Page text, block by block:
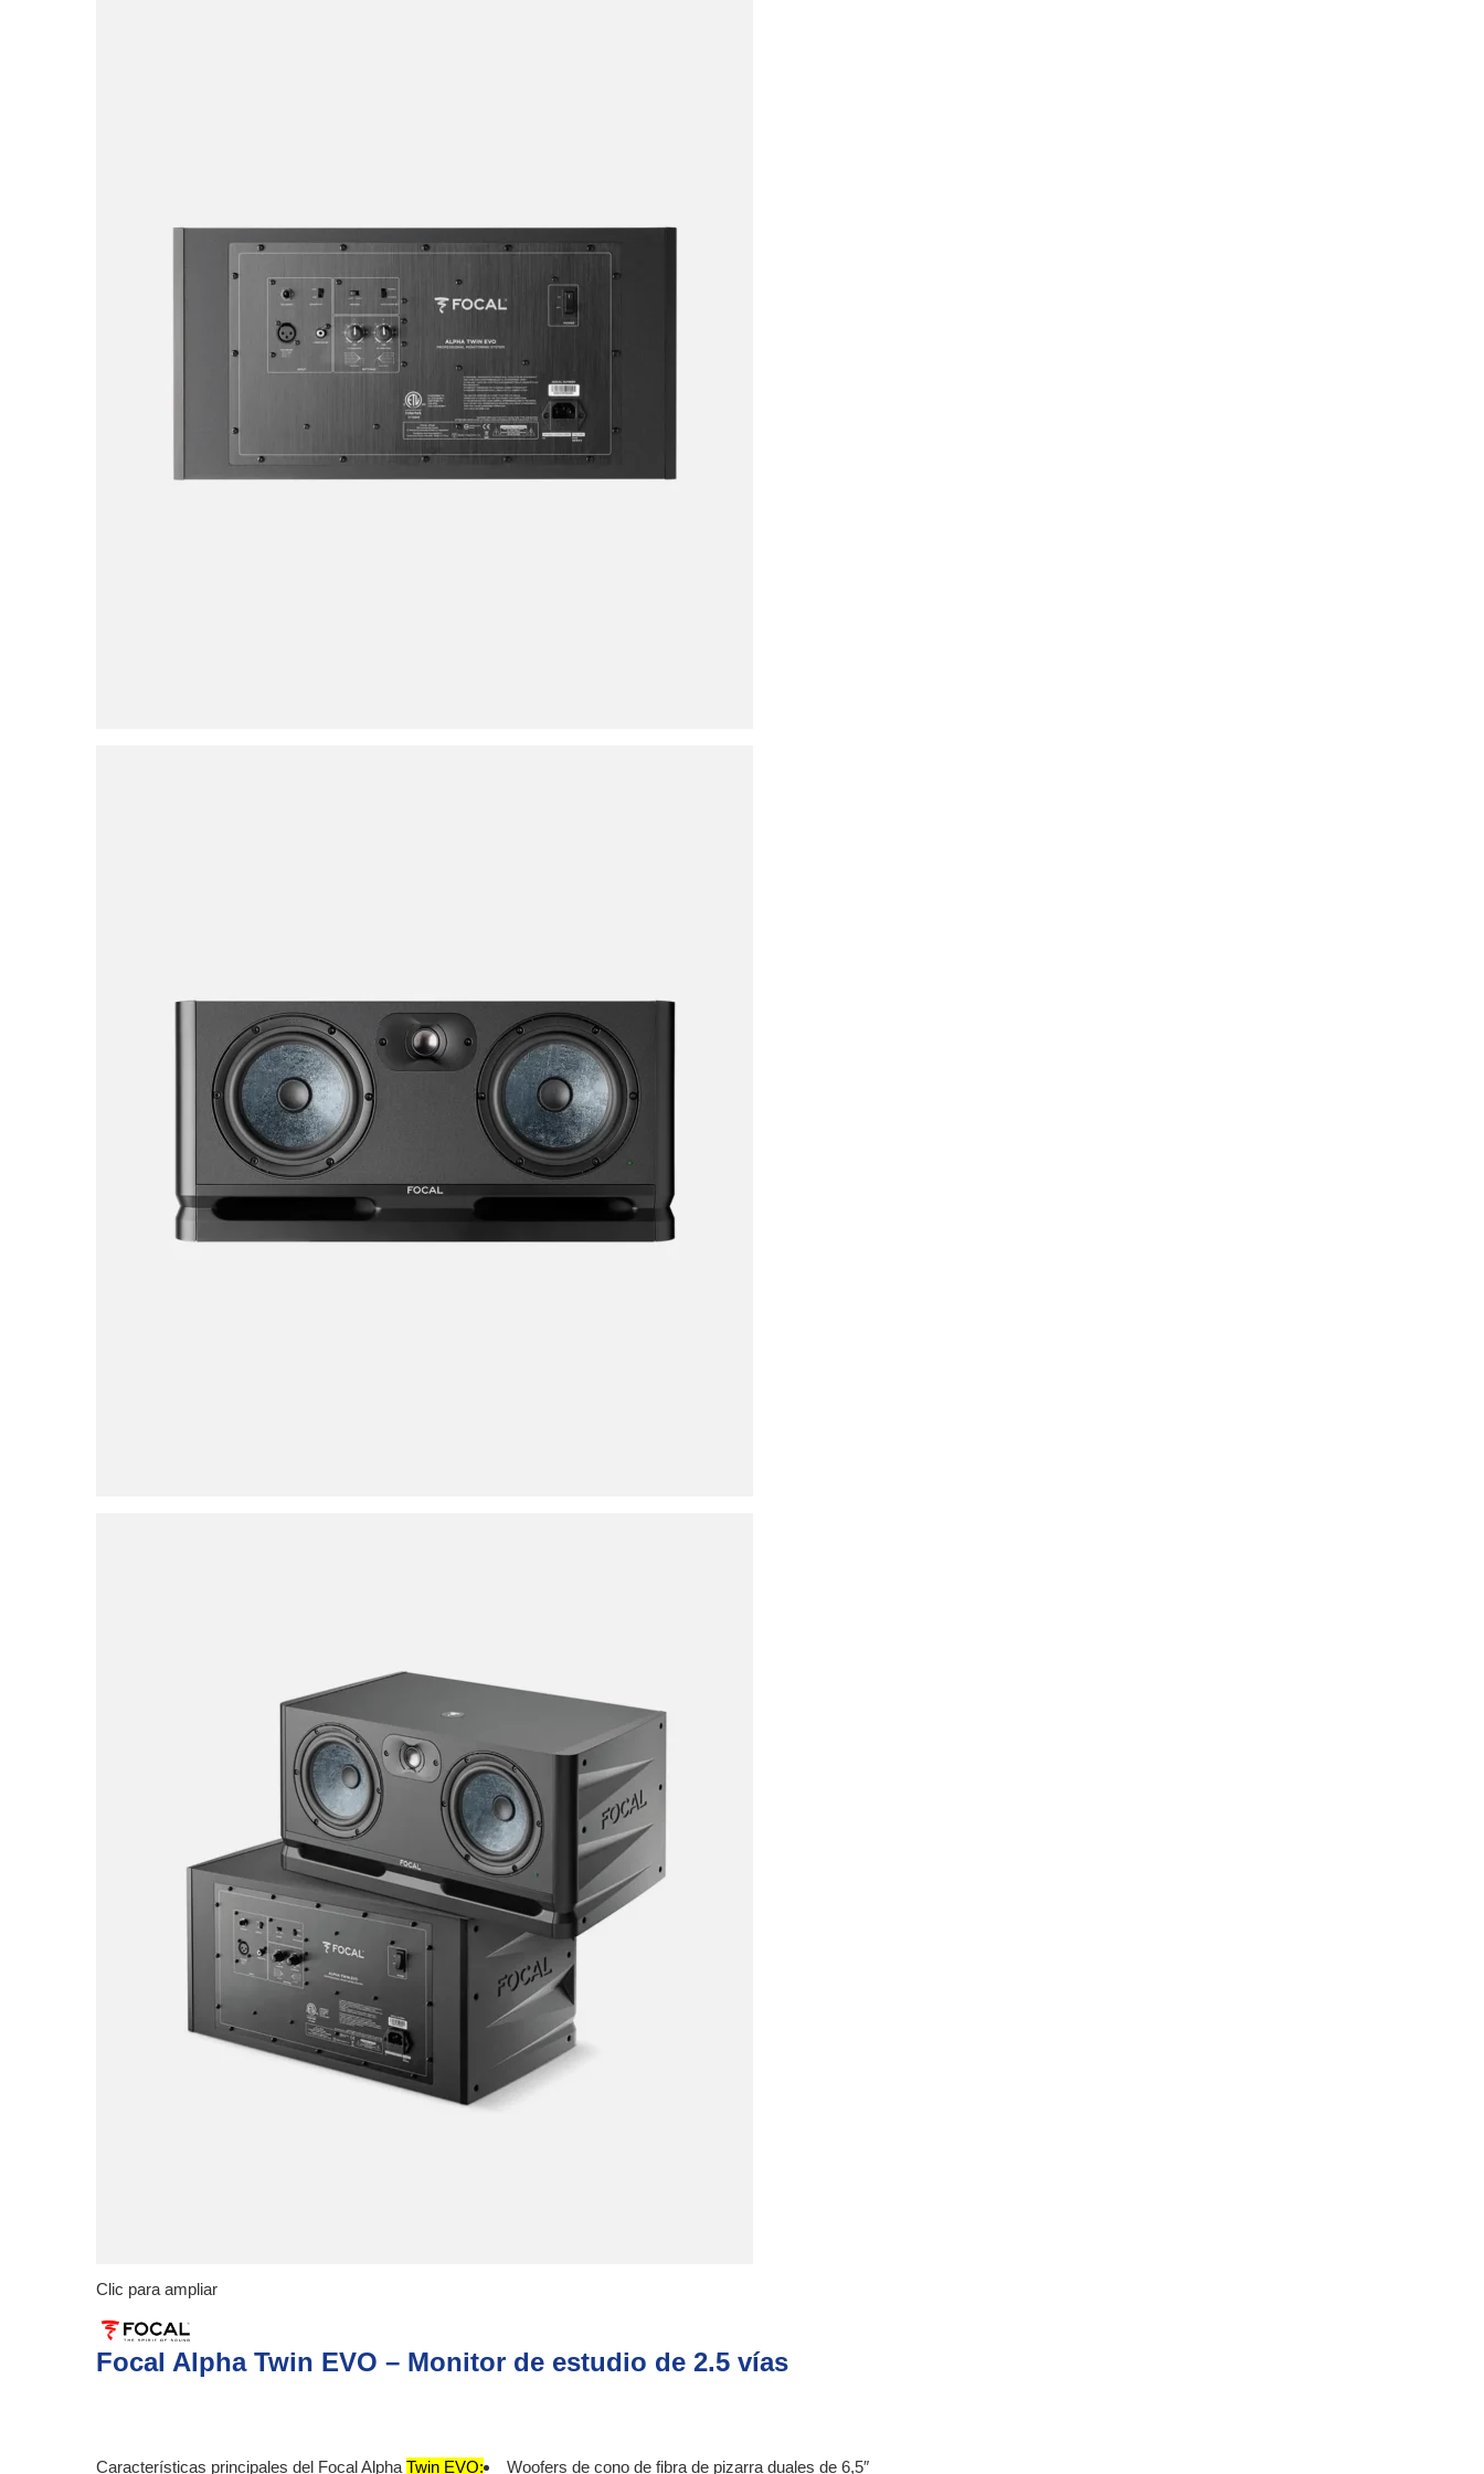
Clic para ampliar
Focal Alpha Twin EVO – Monitor de estudio de 2.5 vías
Características principales del Focal Alpha Twin EVO: Woofers de cono de fibra de pizarra duales de 6,5″